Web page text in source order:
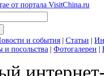
от портала VisitChina.ru
и события | Статьи |
и посольства | Фотогалереи |